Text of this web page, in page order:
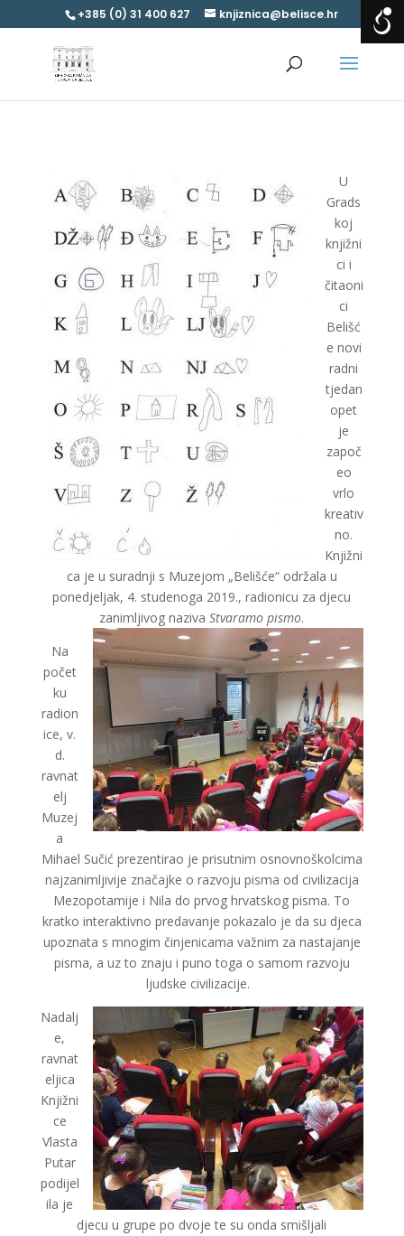
+385 (0) 31 400 627 knjiznica@belisce.hr
U
Grads
koj
knjižni
ci i
čitaoni
ci
Belišć
e novi
radni
tjedan
opet
je
započ
eo
vrlo
kreativ
no.
Knjižni
ca je u suradnji s Muzejom „Belišće“ održala u
ponedjeljak, 4. studenoga 2019., radionicu za djecu
zanimljivog nazivaStvaramo pismo.
Na
počet
ku
radion
ice, v.
d.
ravnat
elj
Muzej
a
Mihael Sučić prezentirao je prisutnim osnovnoškolcima
najzanimljivije značajke o razvoju pisma od civilizacija
Mezopotamije i Nila do prvog hrvatskog pisma. To
kratko interaktivno predavanje pokazalo je da su djeca
upoznata s mnogim činjenicama važnim za nastajanje
pisma, a uz to znaju i puno toga o samom razvoju
ljudske civilizacije.
Nadalj
e,
ravnat
eljica
Knjižni
ce
Vlasta
Putar
podijel
ila je
djecu u grupe po dvoje te su onda smišljali